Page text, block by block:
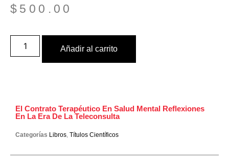
$ 500.00
Añadir al carrito
El Contrato Terapéutico En Salud Mental Reflexiones
En La Era De La Teleconsulta
Categorías Libros Títulos Científicos